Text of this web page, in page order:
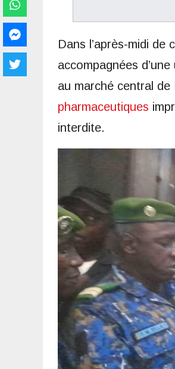
Dans l’après-midi
accompagnées
au marché central
pharmaceutiques
interdite.